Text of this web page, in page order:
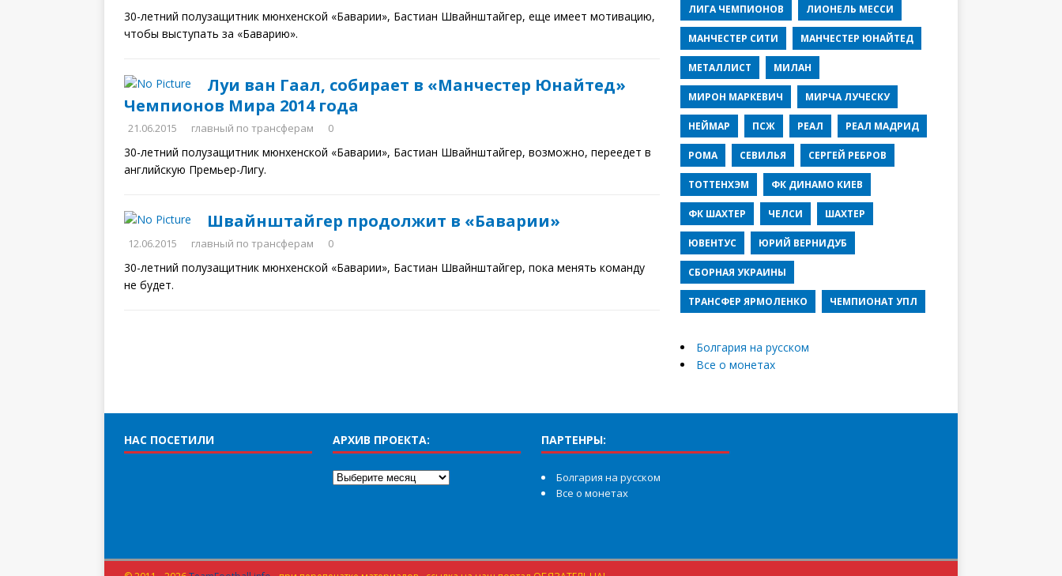
30-летний полузащитник мюнхенской «Баварии», Бастиан Швайнштайгер, еще имеет мотивацию,
чтобы выступать за «Баварию».
Луи ван Гаал, собирает в «Манчестер Юнайтед»
Чемпионов Мира 2014 года
21.06.2015 главный по трансферам 0
30-летний полузащитник мюнхенской «Баварии», Бастиан Швайнштайгер, возможно, переедет в
английскую Премьер-Лигу.
Швайнштайгер продолжит в «Баварии»
12.06.2015 главный по трансферам 0
30-летний полузащитник мюнхенской «Баварии», Бастиан Швайнштайгер, пока менять команду
не будет.
ЛИГА ЧЕМПИОНОВ ЛИОНЕЛЬ МЕССИ
МАНЧЕСТЕР СИТИ МАНЧЕСТЕР ЮНАЙТЕД
МЕТАЛЛИСТ МИЛАН
МИРОН МАРКЕВИЧ МИРЧА ЛУЧЕСКУ
НЕЙМАР ПСЖ РЕАЛ РЕАЛ МАДРИД
РОМА СЕВИЛЬЯ СЕРГЕЙ РЕБРОВ
ТОТТЕНХЭМ ФК ДИНАМО КИЕВ
ФК ШАХТЕР ЧЕЛСИ ШАХТЕР
ЮВЕНТУС ЮРИЙ ВЕРНИДУБ
СБОРНАЯ УКРАИНЫ
ТРАНСФЕР ЯРМОЛЕНКО ЧЕМПИОНАТ УПЛ
Болгария на русском
Все о монетах
НАС ПОСЕТИЛИ АРХИВ ПРОЕКТА: ПАРТЕНРЫ:
Болгария на русском
Все о монетах